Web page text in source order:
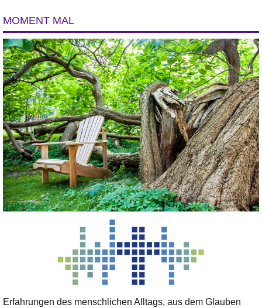
MOMENT MAL
Erfahrungen des menschlichen Alltags, aus dem Glauben